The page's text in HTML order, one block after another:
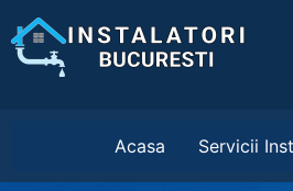
Acasa Servicii